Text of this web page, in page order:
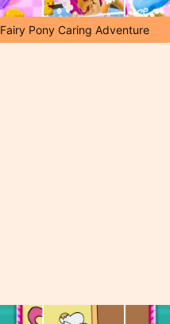
Fairy Pony Caring Adventure